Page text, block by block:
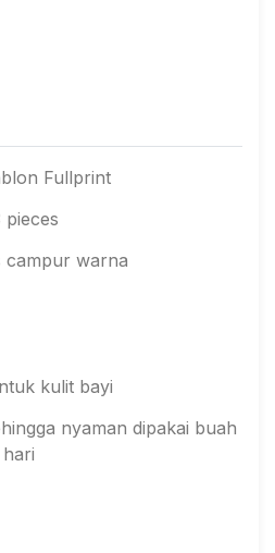
Fullprint
campur warna
kulit bayi
nyaman dipakai buah